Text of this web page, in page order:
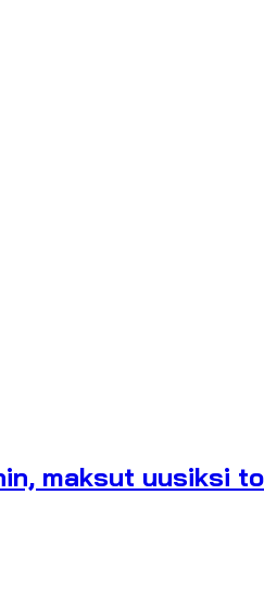
maksut uusiksi